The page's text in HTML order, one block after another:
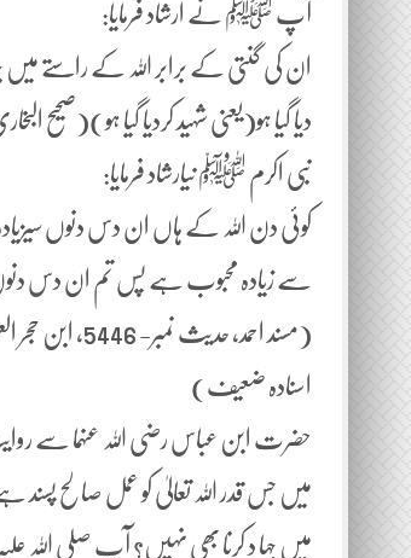
آپ ﷺ نے ارشاد فرمایا:
ان کی گنتی کے برابر اللہ کے راستے
دیا گیا ہو(یعنی شہید کردیا گیا ہو)(صحیح
نبی اکرم ﷺ نیارشاد فرمایا:
کوئی دن اللہ کے ہاں ان دس دنوں
سے زیادہ محبوب ہے پس تم ان دس دنوں
اسنادہ ضعیف)
حضرت ابن عباس رضی اللہ عنہما سے
میں جس قدر اللہ تعالیٰ کو عمل صالح پسند
میں جہا د کرنا بھی نہیں؟ آپ صلی اللہ